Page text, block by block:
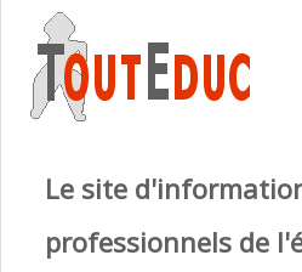
Le site
professionnels de